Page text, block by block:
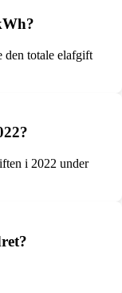
den totale elafgift
i 2022 under